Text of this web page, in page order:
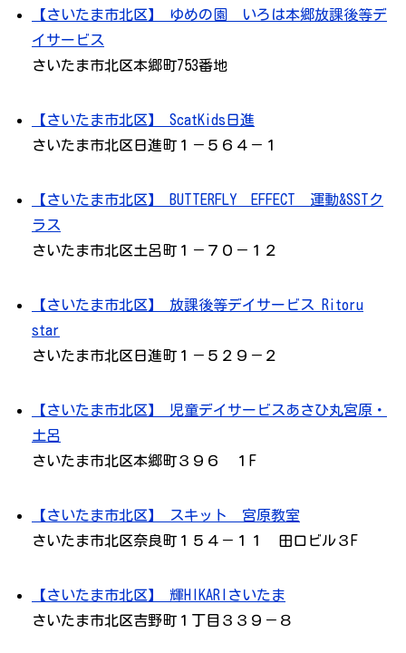
【さいたま市北区】 ゆめの園 いろは本郷放課後等デ
イサービス
さいたま市北区本郷町753番地
【さいたま市北区】 ScatKids日進
さいたま市北区日進町１－５６４－１
【さいたま市北区】 BUTTERFLY EFFECT 運動&SSTク
ラス
さいたま市北区土呂町１－７０－１２
【さいたま市北区】 放課後等デイサービス Ritoru
star
さいたま市北区日進町１－５２９－２
【さいたま市北区】 児童デイサービスあさひ丸宮原・
土呂
さいたま市北区本郷町３９６ １F
【さいたま市北区】 スキット 宮原教室
さいたま市北区奈良町１５４－１１ 田口ビル３F
【さいたま市北区】 輝HIKARIさいたま
さいたま市北区吉野町１丁目３３９－８